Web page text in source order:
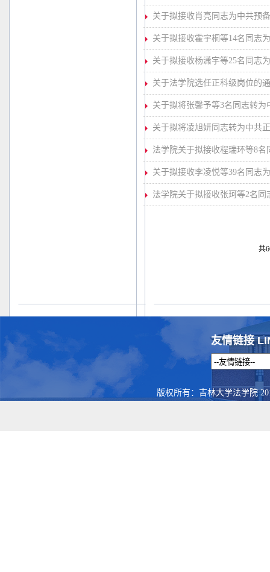
关于拟接收肖亮同志为中共预
关于拟接收霍宇桐等14名同志
关于拟接收杨潇宇等25名同志
关于法学院选任正科级岗位的
关于拟将张馨予等3名同志转为
关于拟将凌旭妍同志转为中共
法学院关于拟接收程瑞环等8
关于拟接收李凌悦等39名同志
法学院关于拟接收张珂等2名
共
友情链接
版权所有：吉林大学法学院